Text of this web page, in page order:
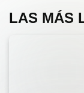
LAS MÁS